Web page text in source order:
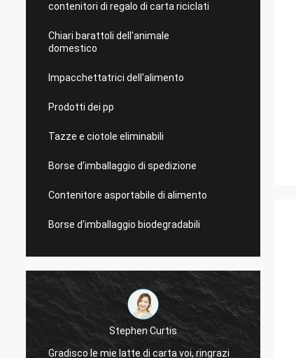
contenitori di regalo di carta riciclati
Chiari barattoli dell'animale
domestico
Impacchettatrici dell'alimento
Prodotti dei pp
Tazze e ciotole eliminabili
Borse d'imballaggio di spedizione
Contenitore asportabile di alimento
Borse d'imballaggio biodegradabili
Risposta elusiva di Linda